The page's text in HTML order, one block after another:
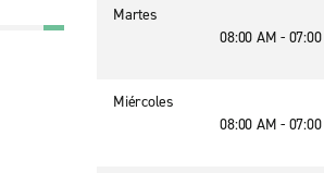
Martes
08:00 AM -
Miércoles
08:00 AM -